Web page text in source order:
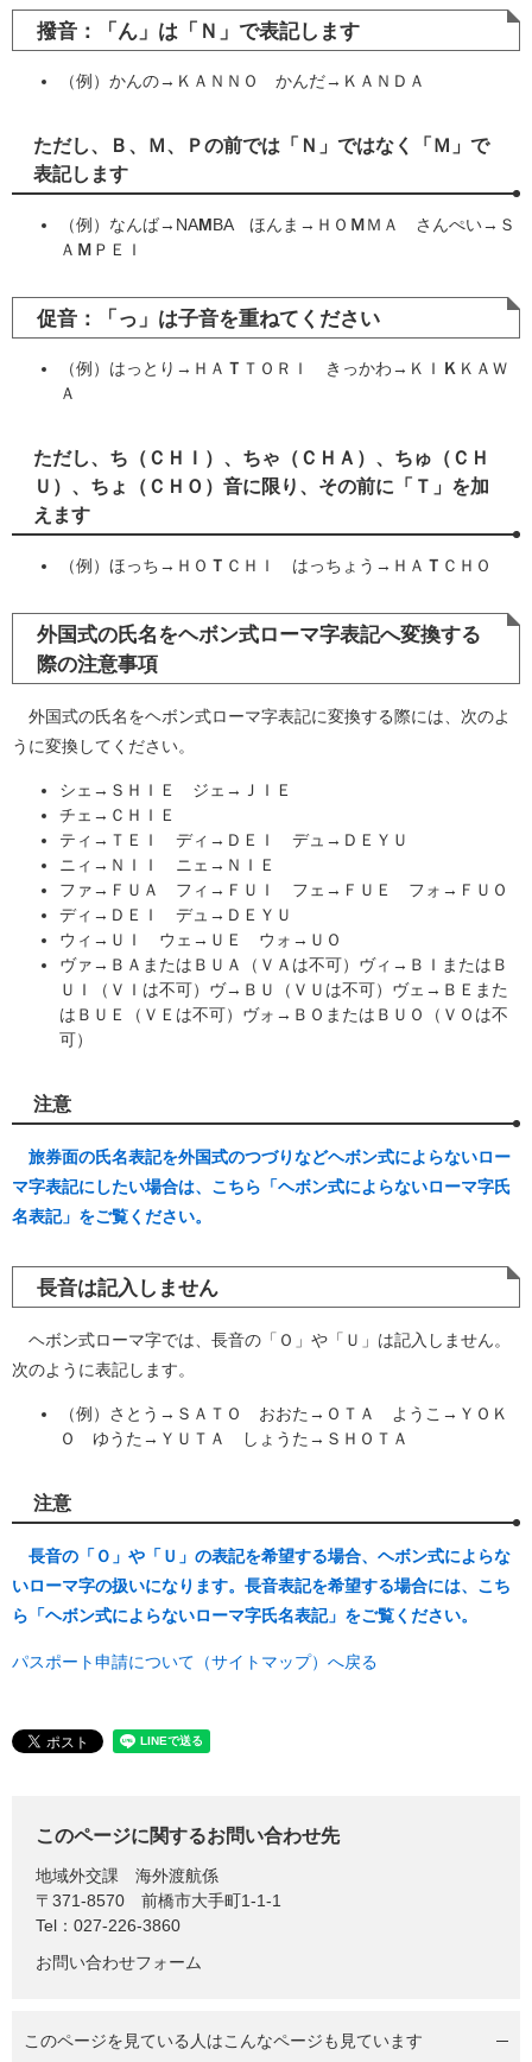
撥音：「ん」は「Ｎ」で表記します
（例）かんの→ＫＡＮＮＯ かんだ→ＫＡＮＤＡ
ただし、Ｂ、Ｍ、Ｐの前では「Ｎ」ではなく「Ｍ」で
表記します
（例）なんば→NAMBA ほんま→ＨＯ ＭＭＡ さんぺい→Ｓ
Ａ Ｍ ＰＥＩ
促音：「っ」は子音を重ねてください
（例）はっとり→ＨＡ Ｔ ＴＯＲＩ きっかわ→ＫＩ Ｋ ＫＡＷ
Ａ
ただし、ち（ＣＨＩ）、ちゃ（ＣＨＡ）、ちゅ（ＣＨ
Ｕ）、ちょ（ＣＨＯ）音に限り、その前に「Ｔ」を加
えます
（例）ほっち→ＨＯ Ｔ ＣＨＩ はっちょう→ＨＡ Ｔ ＣＨＯ
外国式の氏名をヘボン式ローマ字表記へ変換する
際の注意事項
外国式の氏名をヘボン式ローマ字表記に変換する際には、次のよ
うに変換してください。
シェ→ＳＨＩＥ ジェ→ＪＩＥ
チェ→ＣＨＩＥ
ティ→ＴＥＩ ディ→ＤＥＩ デュ→ＤＥＹＵ
ニィ→ＮＩＩ ニェ→ＮＩＥ
ファ→ＦＵＡ フィ→ＦＵＩ フェ→ＦＵＥ フォ→ＦＵＯ
ディ→ＤＥＩ デュ→ＤＥＹＵ
ウィ→ＵＩ ウェ→ＵＥ ウォ→ＵＯ
ヴァ→ＢＡまたはＢＵＡ（ＶＡは不可）ヴィ→ＢＩまたはＢ
ＵＩ（ＶＩは不可）ヴ→ＢＵ（ＶＵは不可）ヴェ→ＢＥまた
はＢＵＥ（ＶＥは不可）ヴォ→ＢＯまたはＢＵＯ（ＶＯは不
可）
注意
旅券面の氏名表記を外国式のつづりなどヘボン式によらないロー
マ字表記にしたい場合は、こちら「ヘボン式によらないローマ字氏
名表記」をご覧ください。
長音は記入しません
ヘボン式ローマ字では、長音の「Ｏ」や「Ｕ」は記入しません。
次のように表記します。
（例）さとう→ＳＡＴＯ おおた→ＯＴＡ ようこ→ＹＯＫ
Ｏ ゆうた→ＹＵＴＡ しょうた→ＳＨＯＴＡ
注意
長音の「Ｏ」や「Ｕ」の表記を希望する場合、ヘボン式によらな
いローマ字の扱いになります。長音表記を希望する場合には、こち
ら「ヘボン式によらないローマ字氏名表記」をご覧ください。
パスポート申請について（サイトマップ）へ戻る
このページに関するお問い合わせ先
地域外交課
海外渡航係
〒371-8570
前橋市大手町1-1-1
Tel：027-226-3860
お問い合わせフォーム
このページを見ている人はこんなページも見ています